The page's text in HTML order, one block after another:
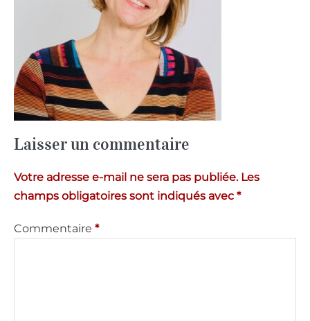
Laisser un commentaire
Votre adresse e-mail ne sera pas publiée. Les
champs obligatoires sont indiqués avec *
Commentaire *